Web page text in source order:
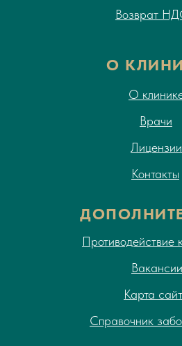
О
Возврат
Врачи
Лицензии
О
Контакты
Вакансии
Карта
Справочник
Противодействие